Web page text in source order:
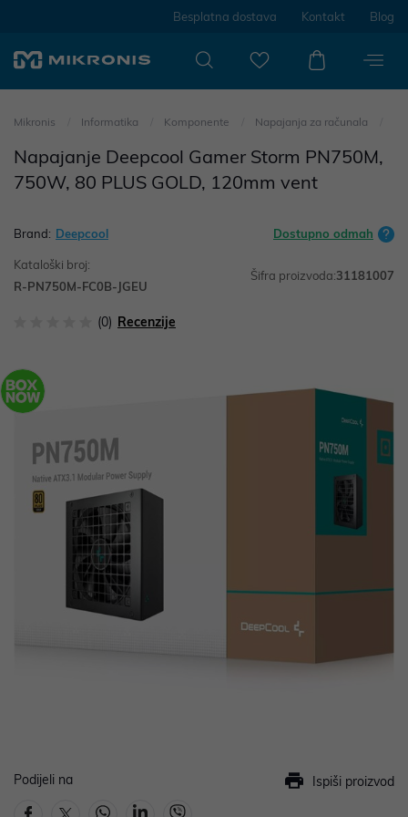
Besplatna dostava Kontakt Blog
Mikronis Informatika Komponente Napajanja za računala
Napajanje Deepcool Gamer Storm PN750M,
750W, 80 PLUS GOLD, 120mm vent
Brand: Deepcool Dostupno odmah
Kataloški broj:
R-PN750M-FC0B-JGEU
Šifra proizvoda:31181007
(0) Recenzije
Podijeli na Ispiši proizvod